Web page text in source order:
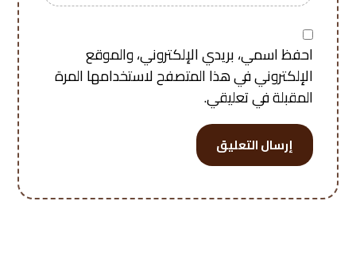
احفظ اسمي، بريدي الإلكتروني، والموقع
الإلكتروني في هذا المتصفح لاستخدامها المرة
المقبلة في تعليقي.
إرسال التعليق